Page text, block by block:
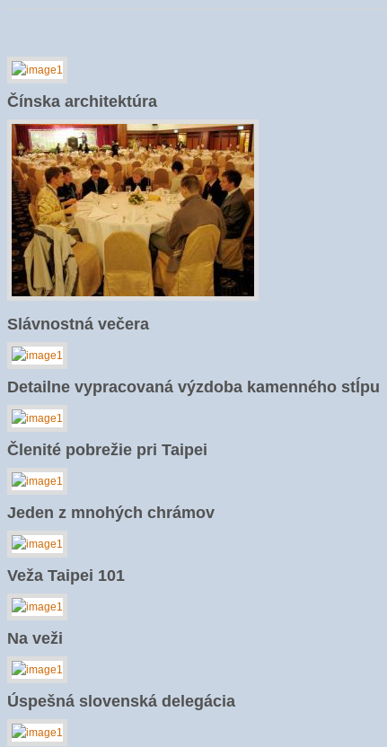
Čínska architektúra
Slávnostná večera
Detailne vypracovaná výzdoba kamenného stĺpu
Členité pobrežie pri Taipei
Jeden z mnohých chrámov
Veža Taipei 101
Na veži
Úspešná slovenská delegácia